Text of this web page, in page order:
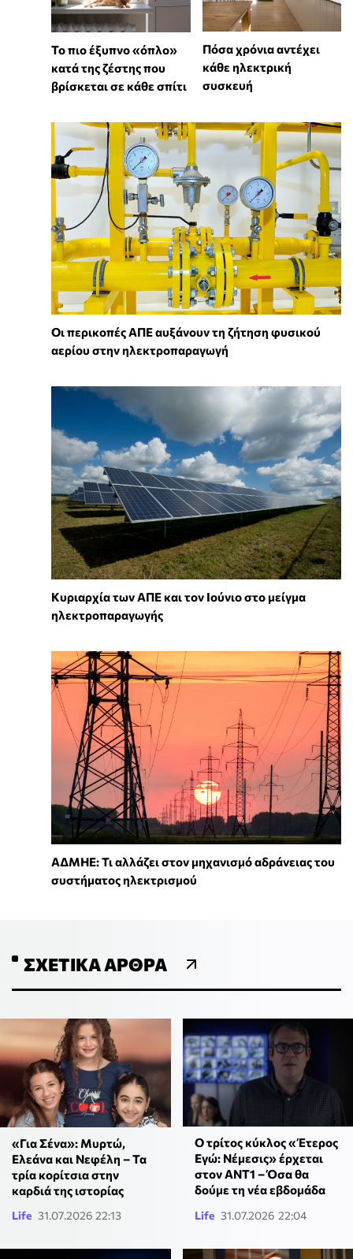
To πιο έξυπνο «όπλο»
κατά της ζέστης που
βρίσκεται σε κάθε σπίτι
Πόσα χρόνια αντέχει
κάθε ηλεκτρική
συσκευή
Οι περικοπές ΑΠΕ αυξάνουν τη ζήτηση φυσικού
αερίου στην ηλεκτροπαραγωγή
Κυριαρχία των ΑΠΕ και τον Ιούνιο στο μείγμα
ηλεκτροπαραγωγής
ΑΔΜΗΕ: Τι αλλάζει στον μηχανισμό αδράνειας του
συστήματος ηλεκτρισμού
ΣΧΕΤΙΚΆ ΆΡΘΡΑ
«Για Σένα»: Μυρτώ,
Ελεάνα και Νεφέλη – Τα
τρία κορίτσια στην
καρδιά της ιστορίας
Life 31.07.2026 22:13
Ο τρίτος κύκλος «Έτερος
Εγώ: Νέμεσις» έρχεται
στον ΑΝΤ1 – Όσα θα
δούμε τη νέα εβδομάδα
Life 31.07.2026 22:04